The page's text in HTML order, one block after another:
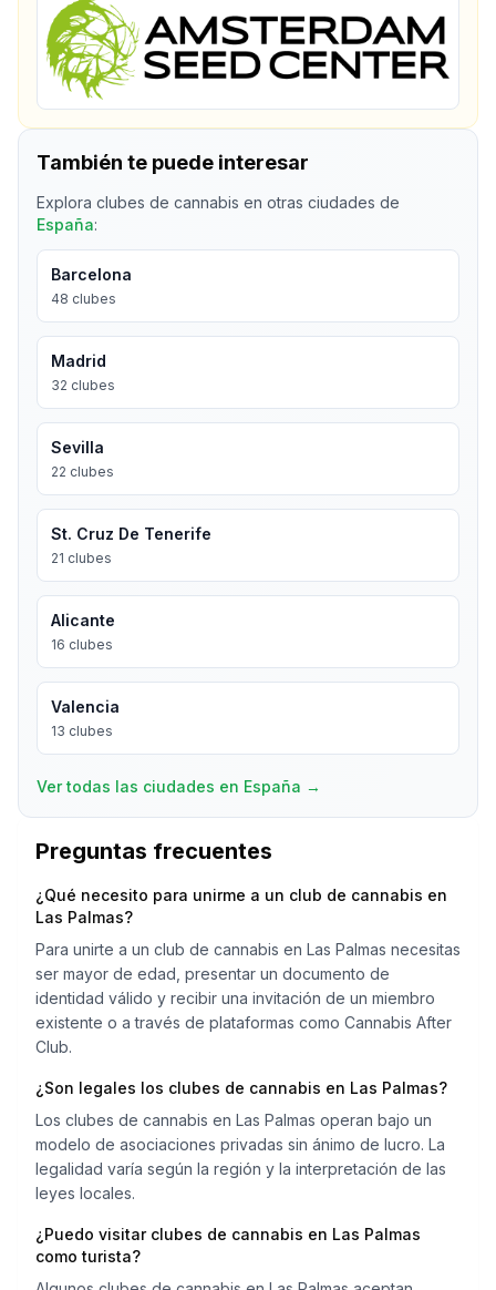
También te puede interesar
Explora clubes de cannabis en otras ciudades de
España:
Barcelona
48 clubes
Madrid
32 clubes
Sevilla
22 clubes
St. Cruz De Tenerife
21 clubes
Alicante
16 clubes
Valencia
13 clubes
Ver todas las ciudades en España →
Preguntas frecuentes
¿Qué necesito para unirme a un club de cannabis en
Las Palmas?
Para unirte a un club de cannabis en Las Palmas necesitas
ser mayor de edad, presentar un documento de
identidad válido y recibir una invitación de un miembro
existente o a través de plataformas como Cannabis After
Club.
¿Son legales los clubes de cannabis en Las Palmas?
Los clubes de cannabis en Las Palmas operan bajo un
modelo de asociaciones privadas sin ánimo de lucro. La
legalidad varía según la región y la interpretación de las
leyes locales.
¿Puedo visitar clubes de cannabis en Las Palmas
como turista?